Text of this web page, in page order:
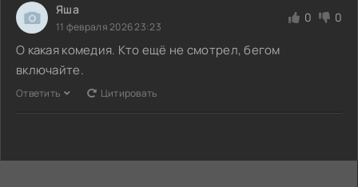
Яша
11 февраля 2026 23:23
0 0
О какая комедия. Кто ещё не смотрел, бегом
включайте.
Ответить Цитировать